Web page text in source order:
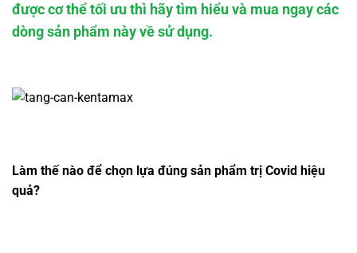
được cơ thể tối ưu thì hãy tìm hiểu và mua ngay các
dòng sản phẩm này về sử dụng.
Làm thế nào để chọn lựa đúng sản phẩm trị Covid hiệu
quả?